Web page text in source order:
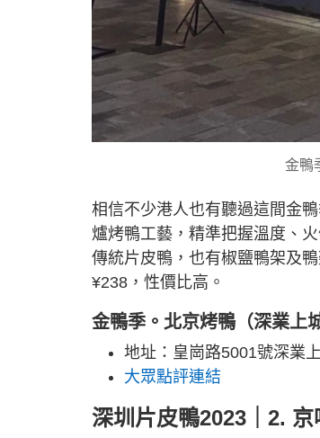
金鴨
相信不少港人也有聽過這間金
爐烤鴨工藝，精準把握溫度、
傳統片皮鴨，也有椒鹽鴨架及
¥238，性價比高。
金鴨季。北京烤鴨（深業上
地址：皇崗路5001號深業
大眾點評連結
深圳片皮鴨2023｜2.